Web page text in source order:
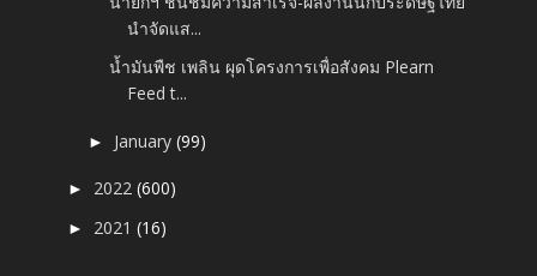
นำจัดแส...
น้ำมันพืช เพลิน ผุดโครงการเพื่อสังคม Plearn
Feed t...
► January(99)
► 2022(600)
► 2021(16)